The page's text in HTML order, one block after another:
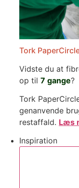
Tork
Vidste du at
op til 7 gange?
Tork
genanvende
restaffald. Læs
Inspiration